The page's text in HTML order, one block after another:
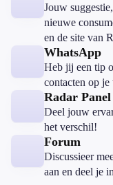
Jouw
nieuwe
en de site van
WhatsApp
Heb jij een tip
contacten op je
Radar Panel
Deel jouw
het verschil!
Forum
Discussieer
aan en deel je